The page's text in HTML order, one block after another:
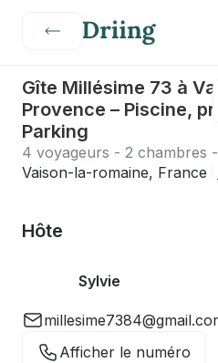
Gîte Millésime 73 à
Provence – Piscine,
Parking
4 voyageurs - 2 chambres
Vaison-la-romaine, France
Hôte
Sylvie
Afficher le numéro